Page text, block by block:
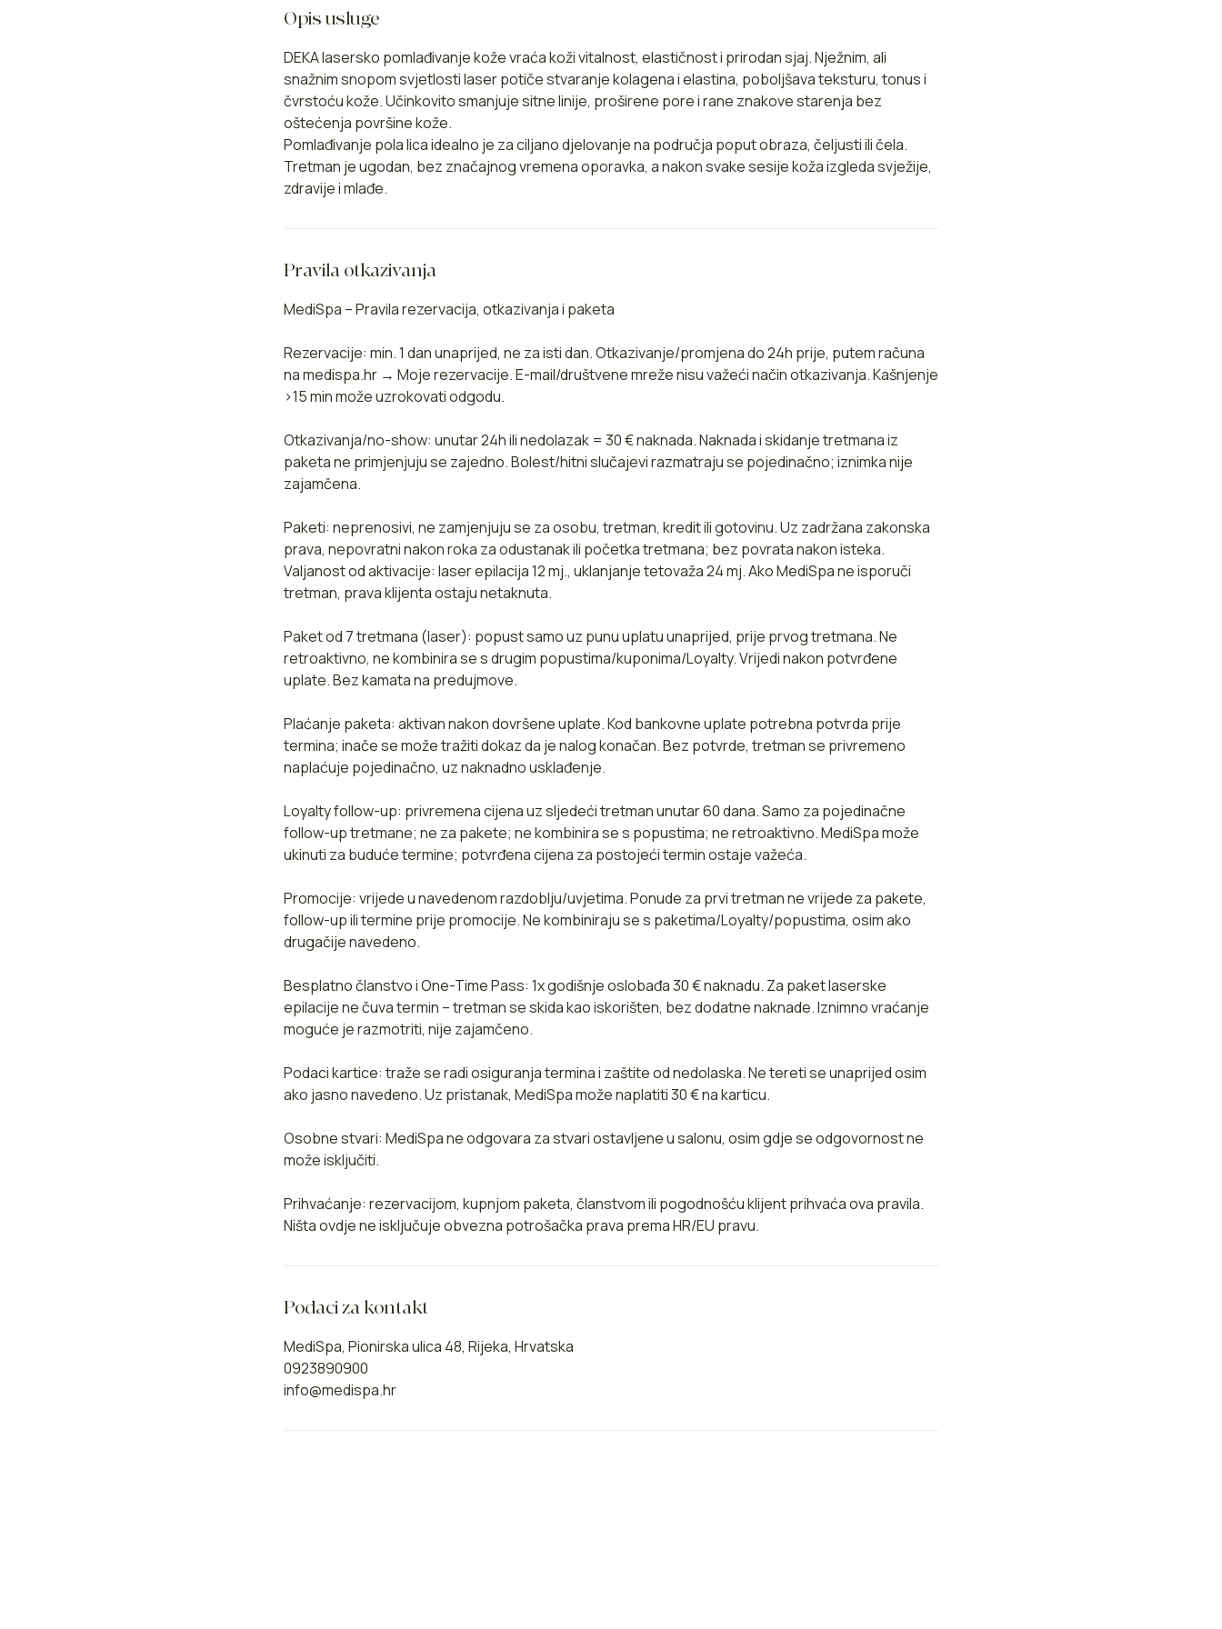
Opis usluge
DEKA lasersko pomlađivanje kože vraća koži vitalnost, elastičnost i prirodan sjaj. Nježnim, ali
snažnim snopom svjetlosti laser potiče stvaranje kolagena i elastina, poboljšava teksturu, tonus i
čvrstoću kože. Učinkovito smanjuje sitne linije, proširene pore i rane znakove starenja bez
oštećenja površine kože.
Pomlađivanje pola lica idealno je za ciljano djelovanje na područja poput obraza, čeljusti ili čela.
Tretman je ugodan, bez značajnog vremena oporavka, a nakon svake sesije koža izgleda svježije,
zdravije i mlađe.
Pravila otkazivanja
MediSpa – Pravila rezervacija, otkazivanja i paketa
Rezervacije: min. 1 dan unaprijed, ne za isti dan. Otkazivanje/promjena do 24h prije, putem računa
na medispa.hr → Moje rezervacije. E-mail/društvene mreže nisu važeći način otkazivanja. Kašnjenje
>15 min može uzrokovati odgodu.
Otkazivanja/no-show: unutar 24h ili nedolazak = 30 € naknada. Naknada i skidanje tretmana iz
paketa ne primjenjuju se zajedno. Bolest/hitni slučajevi razmatraju se pojedinačno; iznimka nije
zajamčena.
Paketi: neprenosivi, ne zamjenjuju se za osobu, tretman, kredit ili gotovinu. Uz zadržana zakonska
prava, nepovratni nakon roka za odustanak ili početka tretmana; bez povrata nakon isteka.
Valjanost od aktivacije: laser epilacija 12 mj., uklanjanje tetovaža 24 mj. Ako MediSpa ne isporuči
tretman, prava klijenta ostaju netaknuta.
Paket od 7 tretmana (laser): popust samo uz punu uplatu unaprijed, prije prvog tretmana. Ne
retroaktivno, ne kombinira se s drugim popustima/kuponima/Loyalty. Vrijedi nakon potvrđene
uplate. Bez kamata na predujmove.
Plaćanje paketa: aktivan nakon dovršene uplate. Kod bankovne uplate potrebna potvrda prije
termina; inače se može tražiti dokaz da je nalog konačan. Bez potvrde, tretman se privremeno
naplaćuje pojedinačno, uz naknadno usklađenje.
Loyalty follow-up: privremena cijena uz sljedeći tretman unutar 60 dana. Samo za pojedinačne
follow-up tretmane; ne za pakete; ne kombinira se s popustima; ne retroaktivno. MediSpa može
ukinuti za buduće termine; potvrđena cijena za postojeći termin ostaje važeća.
Promocije: vrijede u navedenom razdoblju/uvjetima. Ponude za prvi tretman ne vrijede za pakete,
follow-up ili termine prije promocije. Ne kombiniraju se s paketima/Loyalty/popustima, osim ako
drugačije navedeno.
Besplatno članstvo i One-Time Pass: 1x godišnje oslobađa 30 € naknadu. Za paket laserske
epilacije ne čuva termin – tretman se skida kao iskorišten, bez dodatne naknade. Iznimno vraćanje
moguće je razmotriti, nije zajamčeno.
Podaci kartice: traže se radi osiguranja termina i zaštite od nedolaska. Ne tereti se unaprijed osim
ako jasno navedeno. Uz pristanak, MediSpa može naplatiti 30 € na karticu.
Osobne stvari: MediSpa ne odgovara za stvari ostavljene u salonu, osim gdje se odgovornost ne
može isključiti.
Prihvaćanje: rezervacijom, kupnjom paketa, članstvom ili pogodnošću klijent prihvaća ova pravila.
Ništa ovdje ne isključuje obvezna potrošačka prava prema HR/EU pravu.
Podaci za kontakt
MediSpa, Pionirska ulica 48, Rijeka, Hrvatska
0923890900
info@medispa.hr